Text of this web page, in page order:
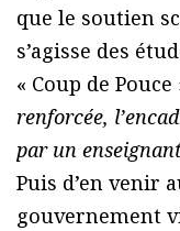
que le soutien
s’agisse des
« Coup de Pouce
renforcée,
par un
Puis d’en venir
gouvernement